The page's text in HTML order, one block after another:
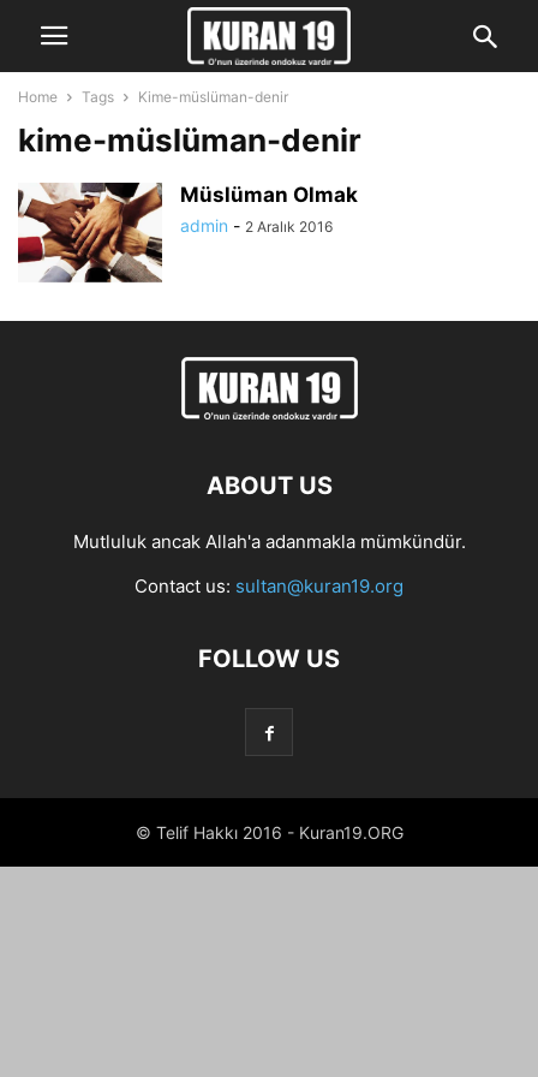
Home Tags Kime-müslüman-denir
kime-müslüman-denir
Müslüman Olmak
admin - 2 Aralık 2016
ABOUT US
Mutluluk ancak Allah'a adanmakla mümkündür.
Contact us: sultan@kuran19.org
FOLLOW US
© Telif Hakkı 2016 - Kuran19.ORG